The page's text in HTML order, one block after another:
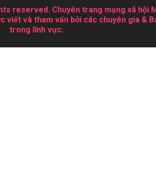
reserved. Chuyên trang mạng xã hội
viết và tham vấn bởi các chuyên gia &
trong lĩnh vực.